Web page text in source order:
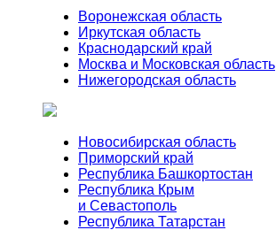
Воронежская область
Иркутская область
Краснодарский край
Москва и Московская область
Нижегородская область
Новосибирская область
Приморский край
Республика Башкортостан
Республика Крым
и Севастополь
Республика Татарстан